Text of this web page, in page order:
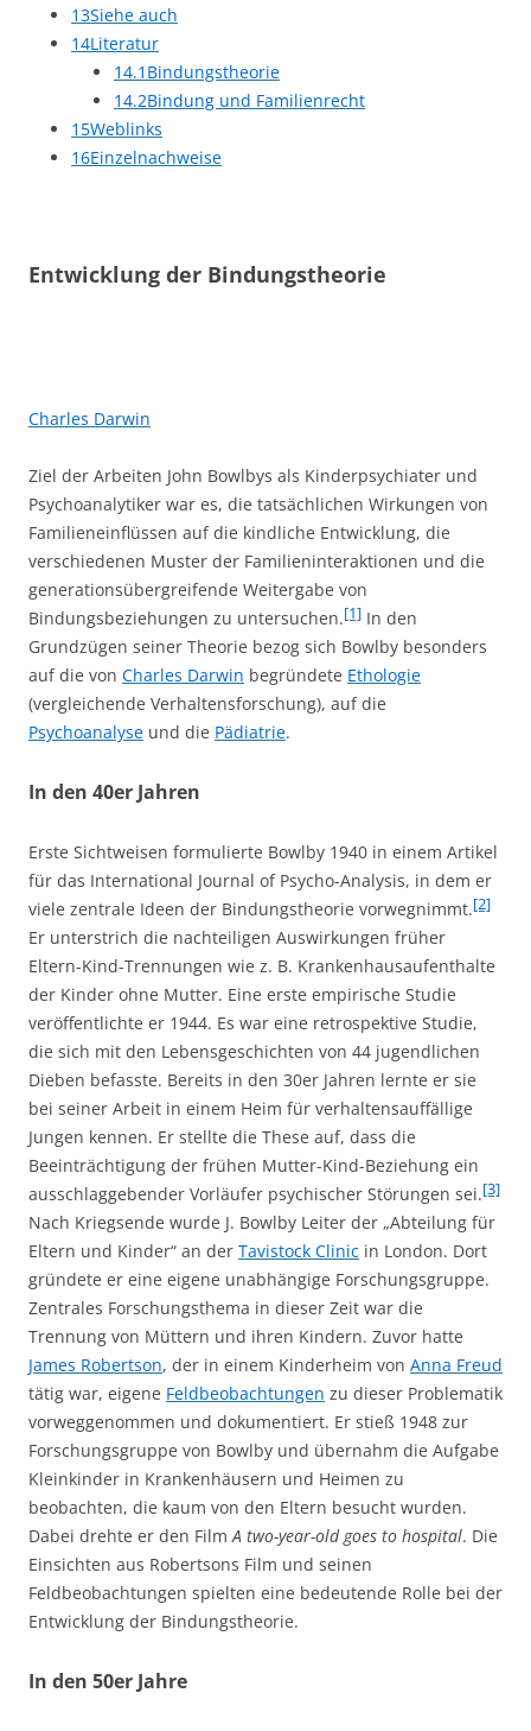
13Siehe auch
14Literatur
14.1 Bindungstheorie
14.2Bindung und Familienrecht
15Weblinks
16Einzelnachweise
Entwicklung der Bindungstheorie
Charles Darwin
Ziel der Arbeiten John Bowlbys als Kinderpsychiater und
Psychoanalytiker war es, die tatsächlichen Wirkungen von
Familieneinflüssen auf die kindliche Entwicklung, die
verschiedenen Muster der Familieninteraktionen und die
generationsübergreifende Weitergabe von
Bindungsbeziehungen zu untersuchen.[1] In den
Grundzügen seiner Theorie bezog sich Bowlby besonders
auf die von Charles Darwin begründete Ethologie
(vergleichende Verhaltensforschung), auf die
Psychoanalyse und die Pädiatrie.
In den 40er Jahren
Erste Sichtweisen formulierte Bowlby 1940 in einem Artikel
für das International Journal of Psycho-Analysis, in dem er
viele zentrale Ideen der Bindungstheorie vorwegnimmt.[2]
Er unterstrich die nachteiligen Auswirkungen früher
Eltern-Kind-Trennungen wie z. B. Krankenhausaufenthalte
der Kinder ohne Mutter. Eine erste empirische Studie
veröffentlichte er 1944. Es war eine retrospektive Studie,
die sich mit den Lebensgeschichten von 44 jugendlichen
Dieben befasste. Bereits in den 30er Jahren lernte er sie
bei seiner Arbeit in einem Heim für verhaltensauffällige
Jungen kennen. Er stellte die These auf, dass die
Beeinträchtigung der frühen Mutter-Kind-Beziehung ein
ausschlaggebender Vorläufer psychischer Störungen sei.[3]
Nach Kriegsende wurde J. Bowlby Leiter der „Abteilung für
Eltern und Kinder“ an der Tavistock Clinic in London. Dort
gründete er eine eigene unabhängige Forschungsgruppe.
Zentrales Forschungsthema in dieser Zeit war die
Trennung von Müttern und ihren Kindern. Zuvor hatte
James Robertson, der in einem Kinderheim von Anna Freud
tätig war, eigene Feldbeobachtungen zu dieser Problematik
vorweggenommen und dokumentiert. Er stieß 1948 zur
Forschungsgruppe von Bowlby und übernahm die Aufgabe
Kleinkinder in Krankenhäusern und Heimen zu
beobachten, die kaum von den Eltern besucht wurden.
Dabei drehte er den FilmA two-year-old goes to hospital. Die
Einsichten aus Robertsons Film und seinen
Feldbeobachtungen spielten eine bedeutende Rolle bei der
Entwicklung der Bindungstheorie.
In den 50er Jahre